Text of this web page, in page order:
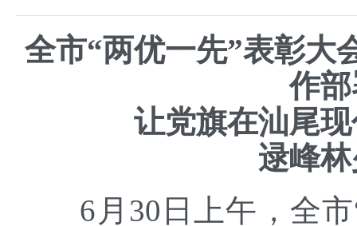
全市“两优一先”表彰大
作
让党旗在汕尾
逯峰
6月 30 日上午，全市